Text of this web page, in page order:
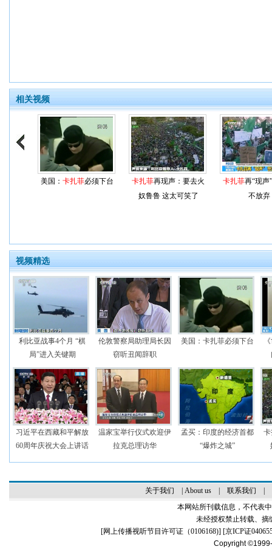
相关视频
美国： 卡扎菲必须下台 卡扎菲再现声：要去火
奴鲁鲁 这太可笑了
卡扎菲再“现声
不放弃
视频精选
利比亚战事4个月 “棋
局”进入关键期
伦敦警察局助理局长因
窃听丑闻辞职
美国：卡扎菲必须下台
习近平在西藏和平解放
60周年庆祝大会上讲话
温家宝举行仪式欢迎伊
拉克总理访华
孟买：印度的经济首都
“爆炸之城”
关于我们 About us| 联系我们
本网站所刊载信息，不代表
未经授权禁止转载、摘
[网上传播视听节目许可证（0106168)] [京ICP证
Copyright